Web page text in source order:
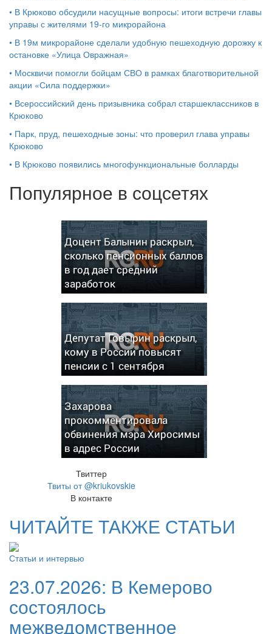
• В Крюково обсудили насущные вопросы: итоги встречи главы
управы с жителями 19‑го микрорайона
• В 19м микрорайоне сделали удобную пешеходную дорожку к
остановке «Улица Овражная»
• Москвичи помогли бойцам СВО в рамках благотворительной
акции «Сила поддержки»
• Всероссийский день призывника собрал старшеклассников в
Крюково
• Парк, пруд, пешеходные зоны: что проверил глава управы
Крюково
• В Крюково появились многофункциональные болларды
Популярное в соцсетях
Доцент Балынин раскрыл,
сколько пенсионных баллов
в год дает средний
заработок
Депутат Говырин раскрыл,
кому в России повысят
пенсии с 1 сентября
Захарова
прокомментировала
обвинения мэра Хиросимы
в адрес России
Твиттер
Твиты от @kriukovskie
В контакте
ЧИТАЙТЕ ТАКЖЕ СТАТЬИ
Статьи и интервью
23.07.2026: В Кемерово
состоялось
межведомственное